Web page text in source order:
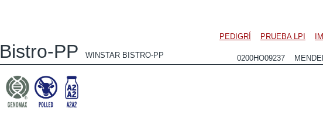
PEDIGRÍ PRUEBA LPI
Bistro-PP WINSTAR BISTRO-PP 0200HO09237